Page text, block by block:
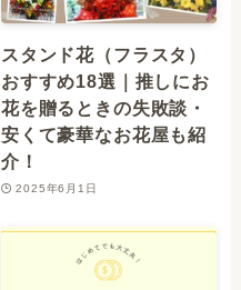
スタンド花（フラスタ）
おすすめ18選｜推しにお
花を贈るときの失敗談・
安くて豪華なお花屋も紹
介！
2025年6月1日